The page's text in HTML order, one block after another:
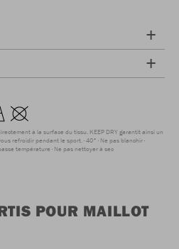
à la surface du tissu. KEEP DRY garantit ainsi un
refroidir pendant le sport. 40° Ne pas blanchir
température Ne pas nettoyer à sec
POUR MAILLOT